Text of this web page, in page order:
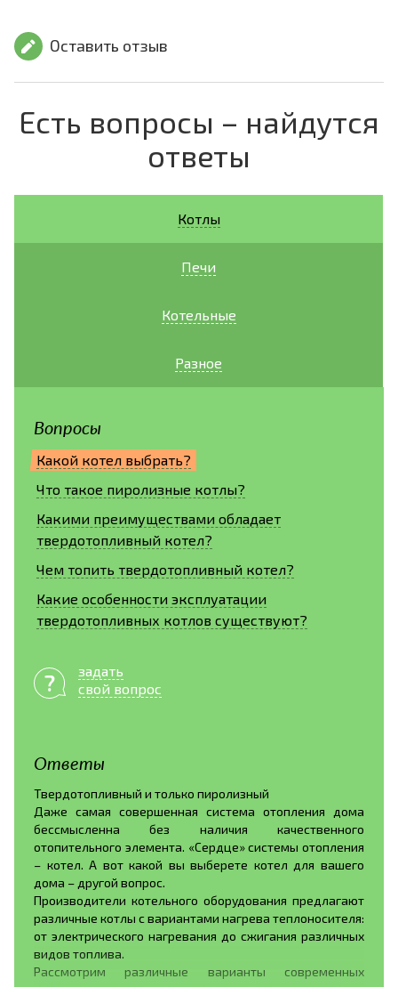
Оставить отзыв
Есть вопросы – найдутся
ответы
Котлы
Печи
Котельные
Разное
Вопросы
Какой котел выбрать?
Что такое пиролизные котлы?
Какими преимуществами обладает
твердотопливный котел?
Чем топить твердотопливный котел?
Какие особенности эксплуатации
твердотопливных котлов существуют?
задать
свой вопрос
Ответы
Твердотопливный и только пиролизный
Даже самая совершенная система отопления дома
бессмысленна без наличия качественного
отопительного элемента. «Сердце» системы отопления
– котел. А вот какой вы выберете котел для вашего
дома – другой вопрос.
Производители котельного оборудования предлагают
различные котлы с вариантами нагрева теплоносителя:
от электрического нагревания до сжигания различных
видов топлива.
Рассмотрим различные варианты современных